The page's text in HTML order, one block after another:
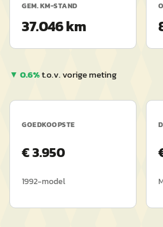
GEM. KM-STAND
37.046 km
▼ 0.6%t.o.v. vorige meting
GOEDKOOPSTE
€3.950
1992-model